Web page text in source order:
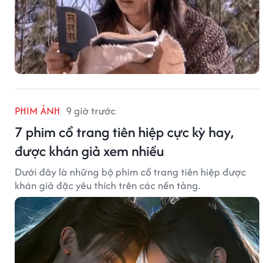
PHIM ẢNH 9 giờ trước
7 phim cổ trang tiên hiệp cực kỳ hay,
được khán giả xem nhiều
Dưới đây là những bộ phim cổ trang tiên hiệp được
khán giả đặc yêu thích trên các nền tảng.